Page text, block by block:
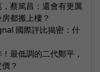
蔡篤昌：還會有更厲
都搬上樓？
國際評比揭密：什
最低調的二代鄭平，
？